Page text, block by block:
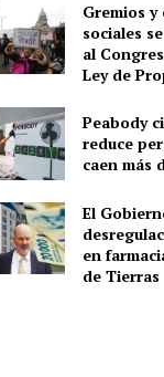
Gremios
sociales
al
Ley de
Peabody
reduce
caen más
El
en
de Tierras